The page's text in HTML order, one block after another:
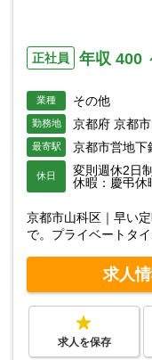
正社員 年収 400
業種 その他
勤務地 京都府 京都
最寄駅 京都市営地下
休日
変則週休2日制
休暇：慶弔休
京都市山科区｜早い
で。プライベートタ
求人
求人を保存